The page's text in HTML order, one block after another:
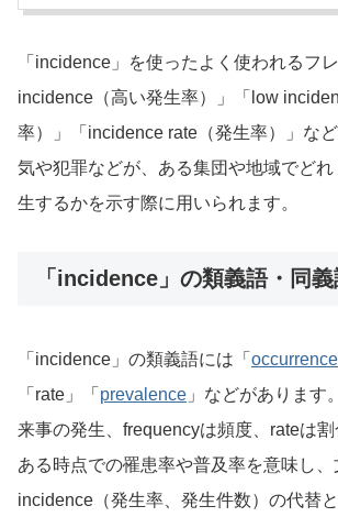
「incidence」を使ったよく使われるフ
incidence（高い発生率）」「low
率）」「incidence rate（発生率）」な
気や犯罪などが、ある集団や地域でど
生するかを示す際に用いられます。
「incidence」の類義語・同
「incidence」の類義語には「 occurrence
「rate」「 prevalence 」などがあります
来事の発生、frequencyは頻度、rateは
ある時点での罹患率や普及率を意味し、
incidence（発生率、発生件数）の代替